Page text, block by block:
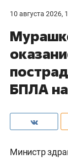
10 августа 2026,
БПЛА
Министр